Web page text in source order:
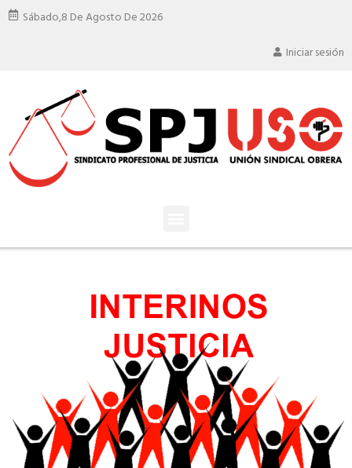
Sábado,8 De Agosto De 2026
Iniciar sesión